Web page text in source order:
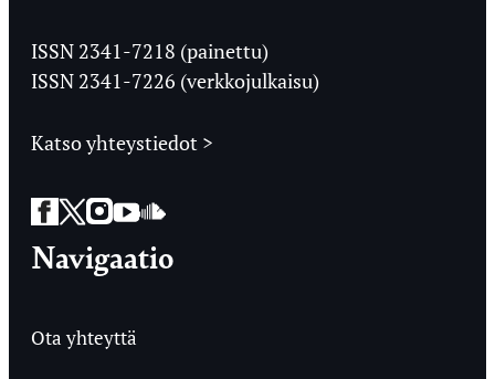
Ylioppilaslehti
ISSN 2341-7218 (painettu)
ISSN 2341-7226 (verkkojulkaisu)
Katso yhteystiedot >
Facebook
Twitter
Instagram
YouTube
SoundCloud
Navigaatio
Ota yhteyttä